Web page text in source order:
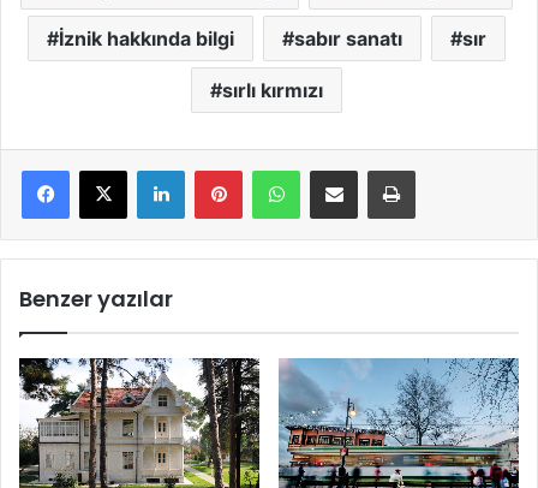
İznik hakkında bilgi sabır sanatı sır
sırlı kırmızı
Benzer yazılar